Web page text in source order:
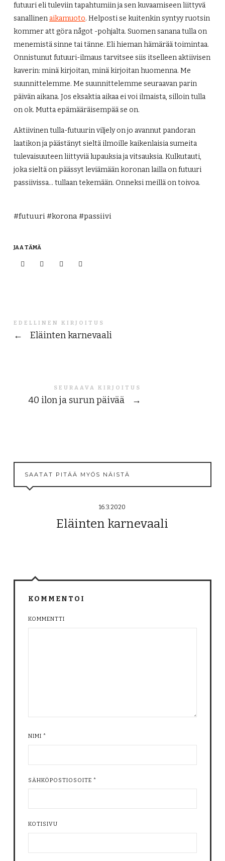
futuuri eli tuleviin tapahtumiin ja sen kuvaamiseen liittyvä
sanallinenaikamuoto. Helposti se kuitenkin syntyy ruotsin
kommer att göra något -pohjalta. Suomen sanana tulla on
menemistä sinne tai tänne. Eli hieman hämärää toimintaa.
Onnistunut futuuri-ilmaus tarvitsee siis itselleen aktiivisen
kaverin: minä kirjoitan, minä kirjoitan huomenna. Me
suunnittelemme. Me suunnittelemme seuraavan parin
päivän aikana. Jos eksaktia aikaa ei voi ilmaista, silloin tulla
on ok. Mutta epämääräisempää se on.
Aktiivinen tulla-futuurin viljely on jo avannut pandoran
laatikon ja päästänyt sieltä ilmoille kaikenlaisia sumeita
tulevaisuuteen liittyviä lupauksia ja vitsauksia. Kulkutauti,
joka sieltä on päässyt leviämään koronan lailla on futuuri
passiivissa… tullaan tekemään. Onneksi meillä on toivoa.
futuuri korona passiivi
JAA TÄMÄ
EDELLINEN KIRJOITUS
← Eläinten karnevaali
SEURAAVA KIRJOITUS
40 ilon ja surun päivää →
SAATAT PITÄÄ MYÖS NÄISTÄ
16.3.2020
Eläinten karnevaali
KOMMENTOI
KOMMENTTI
NIMI *
SÄHKÖPOSTIOSOITE *
KOTISIVU